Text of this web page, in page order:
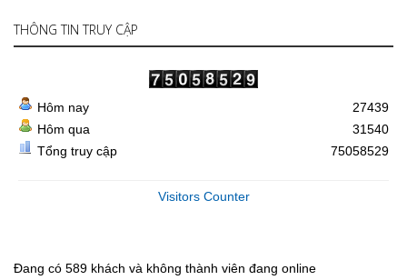
THÔNG TIN TRUY CẬP
Hôm nay
Hôm qua
Tổng truy cập
27439
31540
75058529
Visitors Counter
Đang có 589 khách và không thành viên đang online